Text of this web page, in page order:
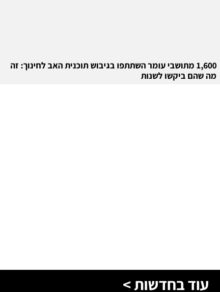
1,600 מתושבי עומר השתתפו בגיבוש תוכנית האב לחינוך: זה
מה שהם ביקשו לשנות
עוד בחדשות >